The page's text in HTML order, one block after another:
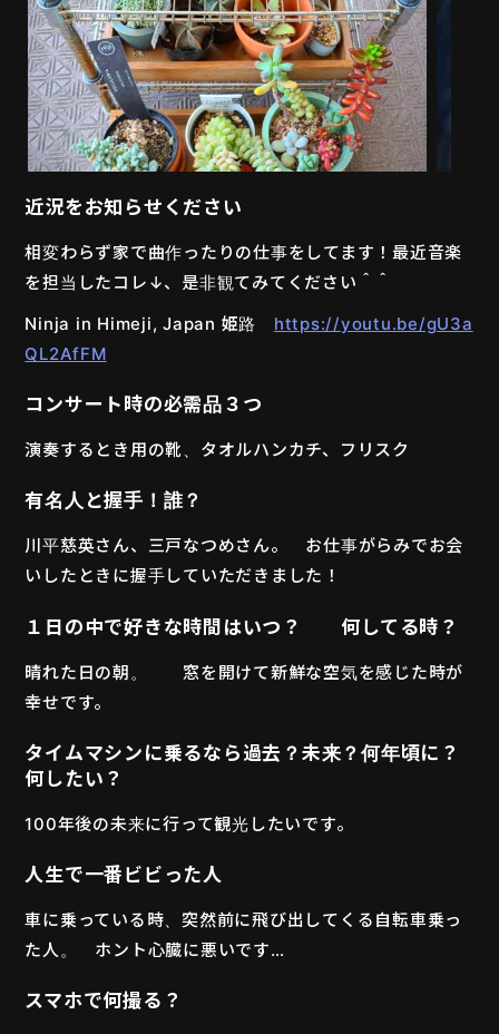
近況をお知らせください
相変わらず家で曲作ったりの仕事をしてます！最近音楽
を担当したコレ↓、是非観てみてください＾＾
Ninja in Himeji, Japan 姫路 https://youtu.be/gU3a
QL2AfFM
コンサート時の必需品３つ
演奏するとき用の靴、タオルハンカチ、フリスク
有名人と握手！誰？
川平慈英さん、三戸なつめさん。 お仕事がらみでお会
いしたときに握手していただきました！
１日の中で好きな時間はいつ？ 何してる時？
晴れた日の朝。 窓を開けて新鮮な空気を感じた時が
幸せです。
タイムマシンに乗るなら過去？未来？何年頃に？
何したい？
100年後の未来に行って観光したいです。
人生で一番ビビった人
車に乗っている時、突然前に飛び出してくる自転車乗っ
た人。 ホント心臓に悪いです…
スマホで何撮る？